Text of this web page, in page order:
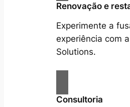
Renovação e
Experimente a
experiência com
Solutions.
Consultoria